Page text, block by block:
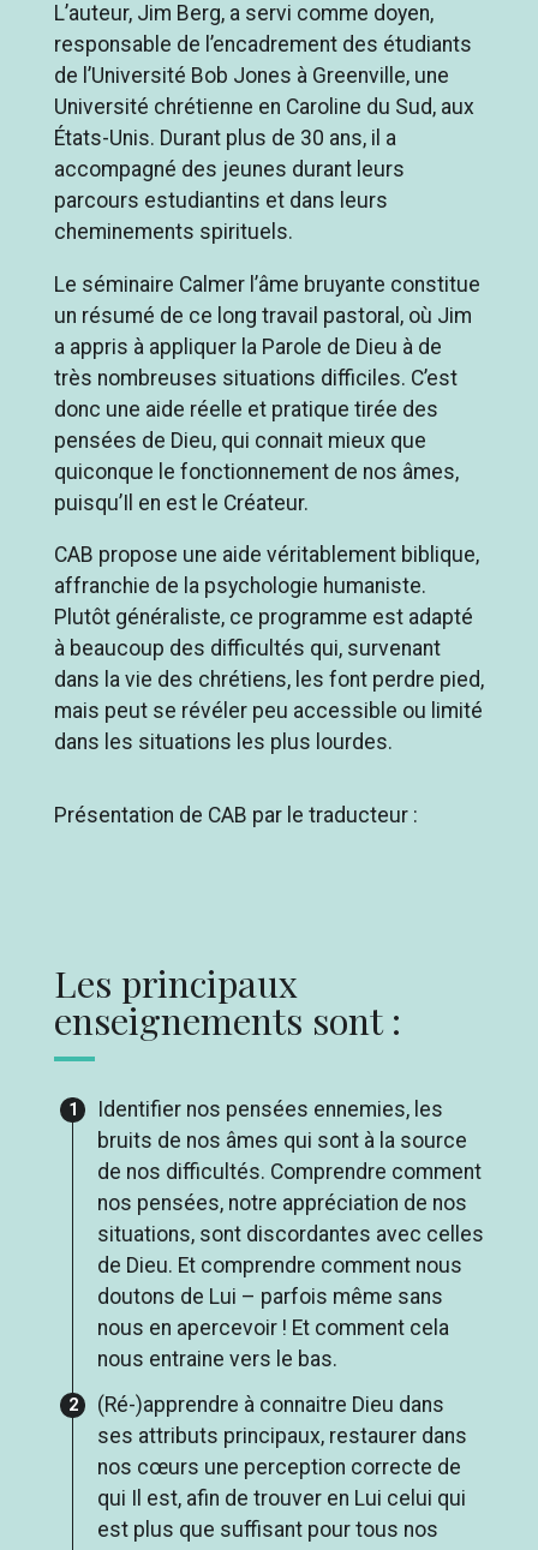
L’auteur, Jim Berg, a servi comme doyen,
responsable de l’encadrement des étudiants
de l’Université Bob Jones à Greenville, une
Université chrétienne en Caroline du Sud, aux
États-Unis. Durant plus de 30 ans, il a
accompagné des jeunes durant leurs
parcours estudiantins et dans leurs
cheminements spirituels.
Le séminaire Calmer l’âme bruyante constitue
un résumé de ce long travail pastoral, où Jim
a appris à appliquer la Parole de Dieu à de
très nombreuses situations difficiles. C’est
donc une aide réelle et pratique tirée des
pensées de Dieu, qui connait mieux que
quiconque le fonctionnement de nos âmes,
puisqu’Il en est le Créateur.
CAB propose une aide véritablement biblique,
affranchie de la psychologie humaniste.
Plutôt généraliste, ce programme est adapté
à beaucoup des difficultés qui, survenant
dans la vie des chrétiens, les font perdre pied,
mais peut se révéler peu accessible ou limité
dans les situations les plus lourdes.
Présentation de CAB par le traducteur :
Les principaux
enseignements sont :
Identifier nos pensées ennemies, les
bruits de nos âmes qui sont à la source
de nos difficultés. Comprendre comment
nos pensées, notre appréciation de nos
situations, sont discordantes avec celles
de Dieu. Et comprendre comment nous
doutons de Lui – parfois même sans
nous en apercevoir ! Et comment cela
nous entraine vers le bas.
(Ré-)apprendre à connaitre Dieu dans
ses attributs principaux, restaurer dans
nos cœurs une perception correcte de
qui Il est, afin de trouver en Lui celui qui
est plus que suffisant pour tous nos